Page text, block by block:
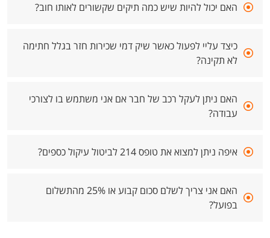
האם יכול להיות שיש כמה תיקים שקשורים לאותו חוב?
כיצד עליי לפעול כאשר שיק דמי שכירות חזר בגלל חתימה
לא תקינה?
האם ניתן לעקל רכב של חבר אם אני משתמש בו לצורכי
עבודה?
איפה ניתן למצוא את טופס 214 לביטול עיקול כספים?
האם אני צריך לשלם סכום קבוע או 25% מהתשלום
בפועל?